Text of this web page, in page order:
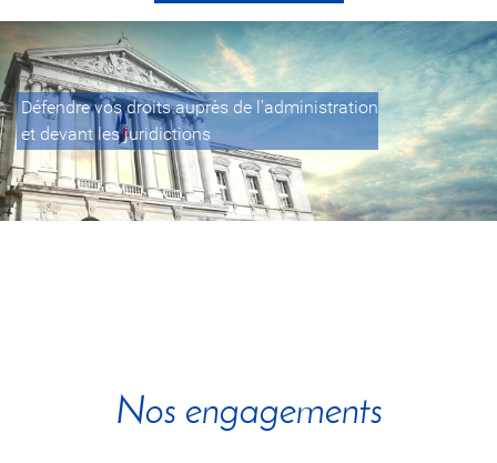
Défendre vos droits auprès de l'administration
et devant les juridictions
Vous apporter les conseils
adaptés à votre problématique
Nos engagements